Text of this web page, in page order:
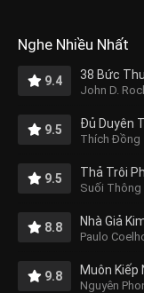
Nghe Nhiều Nhất
9.4 38 Bức
John D.
9.5 Đủ Duyên
Thích Đồng
9.5 Thả Trôi
Suối Thông
8.8 Nhà Giả
Paulo
9.8 Muôn Kiếp
Nguyên